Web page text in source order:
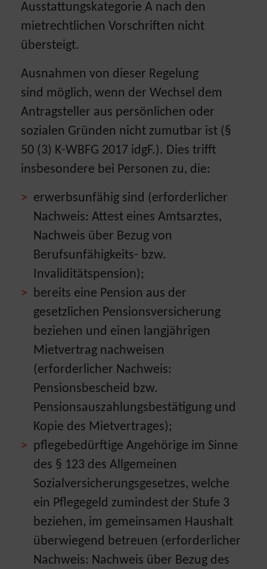
Ausstattungskategorie A nach den
mietrechtlichen Vorschriften nicht
übersteigt.
Ausnahmen von dieser Regelung
sind möglich, wenn der Wechsel dem
Antragsteller aus persönlichen oder
sozialen Gründen nicht zumutbar ist (§
50 (3) K-WBFG 2017 idgF.). Dies trifft
insbesondere bei Personen zu, die:
erwerbsunfähig sind (erforderlicher
Nachweis: Attest eines Amtsarztes,
Nachweis über Bezug von
Berufsunfähigkeits- bzw.
Invaliditätspension);
bereits eine Pension aus der
gesetzlichen Pensionsversicherung
beziehen und einen langjährigen
Mietvertrag nachweisen
(erforderlicher Nachweis:
Pensionsbescheid bzw.
Pensionsauszahlungsbestätigung und
Kopie des Mietvertrages);
pflegebedürftige Angehörige im Sinne
des § 123 des Allgemeinen
Sozialversicherungsgesetzes, welche
ein Pflegegeld zumindest der Stufe 3
beziehen, im gemeinsamen Haushalt
überwiegend betreuen (erforderlicher
Nachweis: Nachweis über Bezug des